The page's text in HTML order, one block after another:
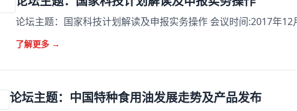
论坛主题：国家科技计划解读及申报实务操作 会议时间:2017年
了解更多 →
论坛主题：中国特种食用油发展走势及产品发布